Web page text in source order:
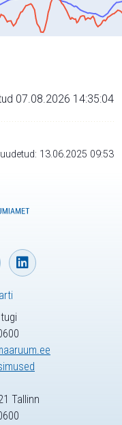
07.08.2026 14:35:04
13.06.2025 09:53
Tallinn